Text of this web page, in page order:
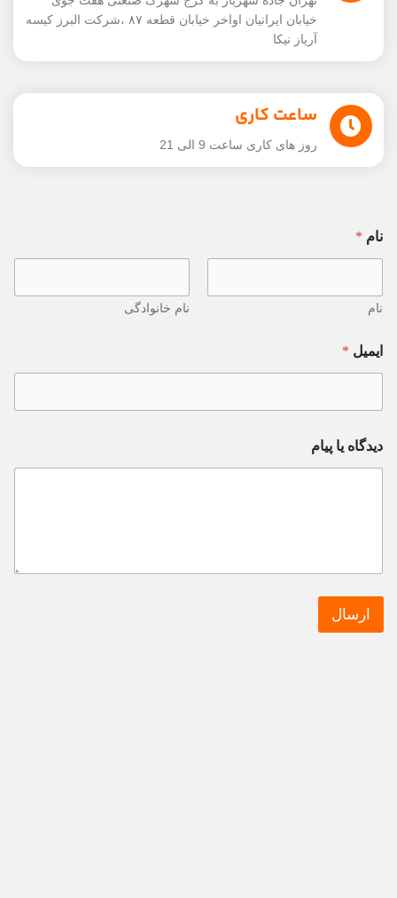
خیابان ایرانیان اواخر خیابان قطعه ۸۷ ،شرکت البرز کیسه
آریاز نیکا
ساعت کاری
روز های کاری ساعت 9 الی 21
نام *
نام نام خانوادگی
ایمیل *
دیدگاه یا پیام
ارسال